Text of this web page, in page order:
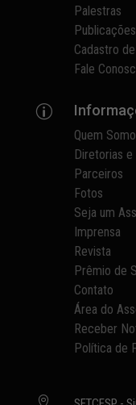
Palestras
Publicações
Cadastro
Fale
p
Quem
Diretorias
Parceiros
Fotos
Seja um
Imprensa
Revista
Prêmio de
Contato
Área do
Receber
Política de
